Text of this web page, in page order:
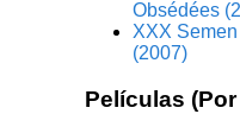
Obsédées
XXX
(2007)
Películas